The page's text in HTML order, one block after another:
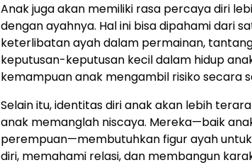
Anak juga akan memiliki rasa percaya diri
dengan ayahnya. Hal ini bisa dipahami dari
keterlibatan ayah dalam permainan,
keputusan-keputusan kecil dalam hidup
kemampuan anak mengambil risiko secara
Selain itu, identitas diri anak akan lebih
anak memanglah niscaya. Mereka—baik
perempuan—membutuhkan figur ayah
diri, memahami relasi, dan membangun